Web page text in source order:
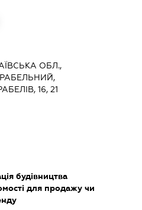
ОБЛ.,
16, 21
будівництва
для продажу чи